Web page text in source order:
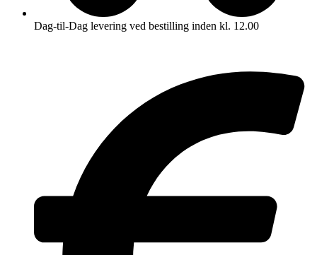
Dag-til-Dag levering ved bestilling inden kl. 12.00